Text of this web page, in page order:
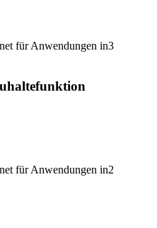
für Anwendungen in3
für Anwendungen in2